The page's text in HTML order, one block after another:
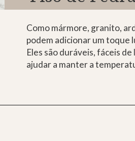
Como mármore, granito,
podem adicionar um toque
Eles são duráveis, fáceis de
ajudar a manter a